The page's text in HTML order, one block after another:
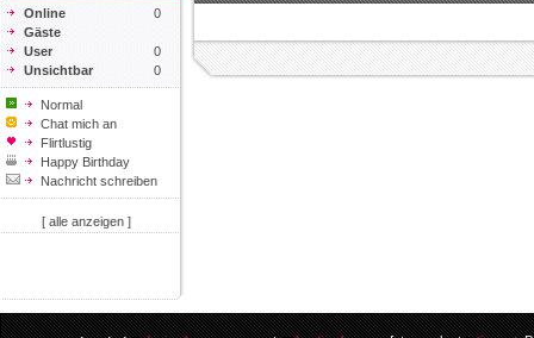
Online
0
Gäste
User
0
Unsichtbar
0
Normal
Chat mich an
Flirtlustig
Happy Birthday
Nachricht schreiben
[ alle anzeigen ]